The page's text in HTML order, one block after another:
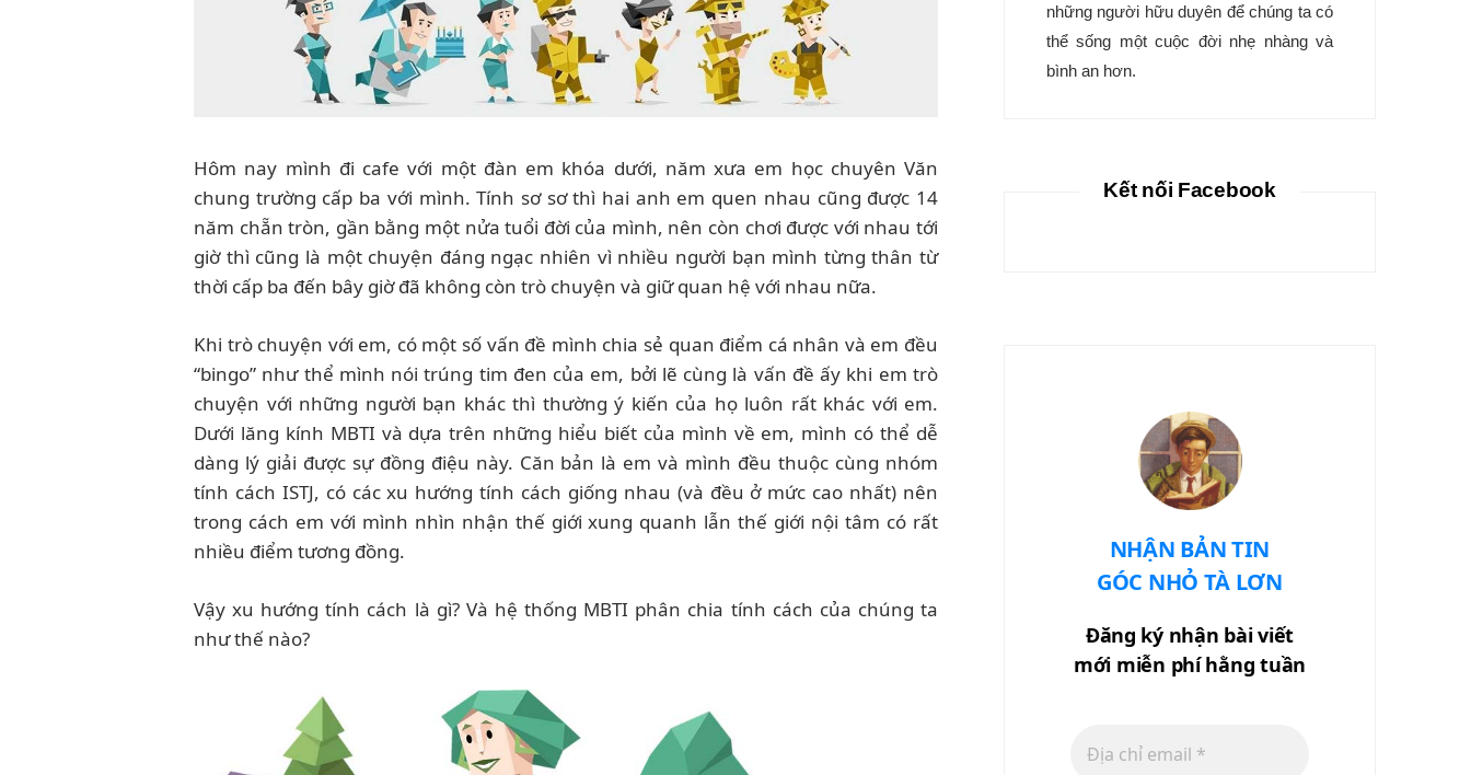
Hôm nay mình đi cafe với một đàn em khóa dưới, năm xưa em học chuyên Văn
chung trường cấp ba với mình. Tính sơ sơ thì hai anh em quen nhau cũng được 14
năm chẵn tròn, gần bằng một nửa tuổi đời của mình, nên còn chơi được với nhau tới
giờ thì cũng là một chuyện đáng ngạc nhiên vì nhiều người bạn mình từng thân từ
thời cấp ba đến bây giờ đã không còn trò chuyện và giữ quan hệ với nhau nữa.
Khi trò chuyện với em, có một số vấn đề mình chia sẻ quan điểm cá nhân và em đều
“bingo” như thể mình nói trúng tim đen của em, bởi lẽ cùng là vấn đề ấy khi em trò
chuyện với những người bạn khác thì thường ý kiến của họ luôn rất khác với em.
Dưới lăng kính MBTI và dựa trên những hiểu biết của mình về em, mình có thể dễ
dàng lý giải được sự đồng điệu này. Căn bản là em và mình đều thuộc cùng nhóm
tính cách ISTJ, có các xu hướng tính cách giống nhau (và đều ở mức cao nhất) nên
trong cách em với mình nhìn nhận thế giới xung quanh lẫn thế giới nội tâm có rất
nhiều điểm tương đồng.
Vậy xu hướng tính cách là gì? Và hệ thống MBTI phân chia tính cách của chúng ta
như thế nào?
những người hữu duyên để chúng ta có
thể sống một cuộc đời nhẹ nhàng và
bình an hơn.
Kết nối Facebook
NHẬN BẢN TIN
GÓC NHỎ TÀ LƠN
Đăng ký nhận bài viết
mới miễn phí hằng tuần